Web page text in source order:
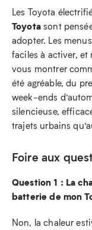
Les Toyota
Toyotasont
adopter. Les
faciles à activer, et
vous montrer
été agréable, du
week‑ends
silencieuse,
trajets urbains
Foire aux
Question 1 : La
batterie de mon
Non, la chaleur